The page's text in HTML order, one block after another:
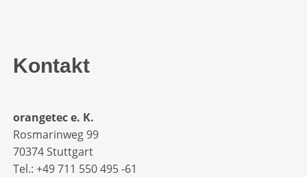
Kontakt
orangetec e. K.
Rosmarinweg 99
70374 Stuttgart
Tel.: +49 711 550 495 -61‬